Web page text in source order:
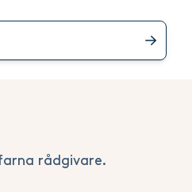
rådgivare.